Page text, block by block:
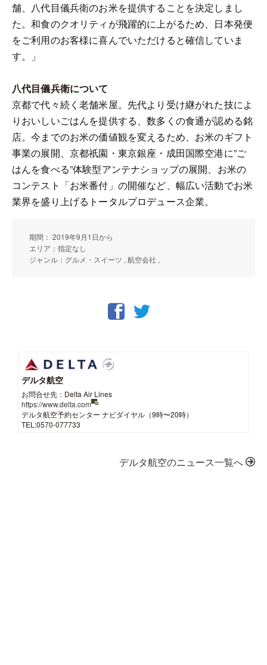
舗、八代目儀兵衛のお米を提供することを決定しまし
た。和食のクオリティが飛躍的に上がるため、日本発便
をご利用のお客様に喜んでいただけると確信していま
す。」
八代目儀兵衛について
京都で代々続く老舗米屋。先代より受け継がれた技によ
りおいしいごはんを提供する、数多くの食通が認める銘
店。今までのお米の価値観を変えるため、お米のギフト
事業の展開、京都祇園・東京銀座・成田国際空港に”ご
はんを食べる”体験型アンテナショップの展開、お米の
コンテスト「お米番付」の開催など、幅広い活動でお米
業界を盛り上げるトータルプロデュース企業。
期間： 2019年9月1日から
エリア：指定なし
ジャンル：グルメ・スイーツ , 航空会社 ,
デルタ航空
お問合せ先：Delta Air Lines
https://www.delta.com
デルタ航空予約センター ナビダイヤル（9時〜20時）
TEL:0570-077733
デルタ航空のニュース一覧へ